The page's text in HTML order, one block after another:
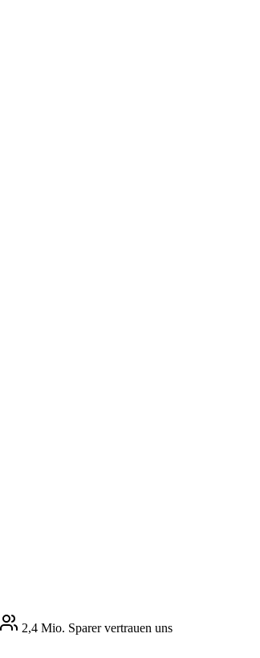
2,4 Mio. Sparer vertrauen uns